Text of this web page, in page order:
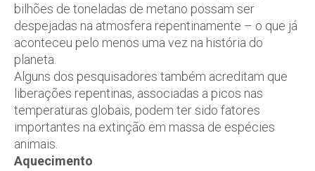
bilhões de toneladas de metano possam ser
despejadas na atmosfera repentinamente – o que já
aconteceu pelo menos uma vez na história do
planeta.
Alguns dos pesquisadores também acreditam que
liberações repentinas, associadas a picos nas
temperaturas globais, podem ter sido fatores
importantes na extinção em massa de espécies
animais.
Aquecimento